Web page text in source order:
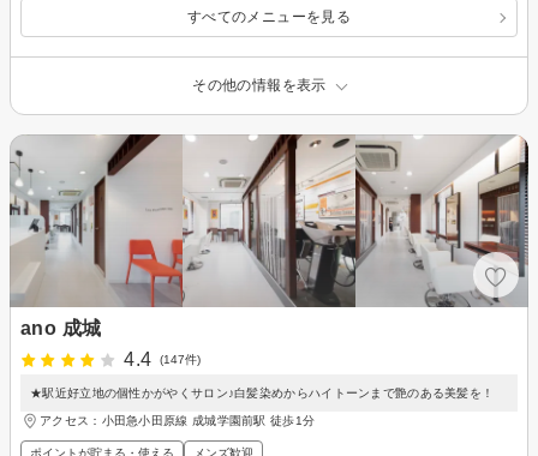
すべてのメニューを見る
その他の情報を表示
ano 成城
4.4
(147件)
★駅近好立地の個性かがやくサロン♪白髪染めからハイトーンまで艶のある美髪を！
アクセス：小田急小田原線 成城学園前駅 徒歩1分